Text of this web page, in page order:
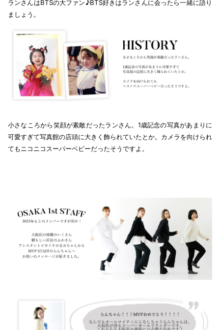
ランさんはBTSの大ファン♪BTS好きはランさんに会ったら一緒に語り
ましょう。
小さなころから笑顔が素敵だったランさん。1歳記念の写真があまりに
可愛すぎて写真館の店頭に大きく飾られていたとか。カメラを向けられ
てもニコニコスーパーベビーだったそうですよ。